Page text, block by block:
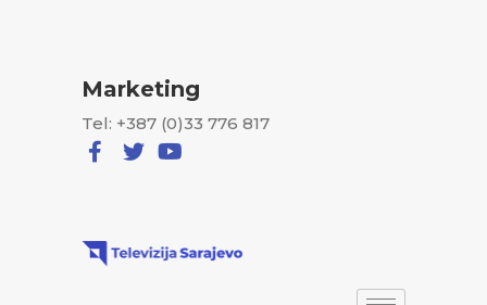
Marketing
Tel: +387 (0)33 776 817